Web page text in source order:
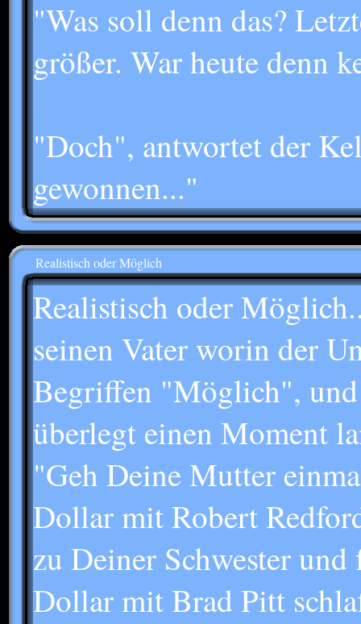
"Was soll denn das?
größer. War heute denn
"Doch", antwortet der
gewonnen..."
Realistisch oder Möglich
Realistisch oder
seinen Vater worin der
Begriffen "Möglich", und
überlegt einen Moment
"Geh Deine Mutter
Dollar mit Robert
zu Deiner Schwester
Dollar mit Brad Pitt